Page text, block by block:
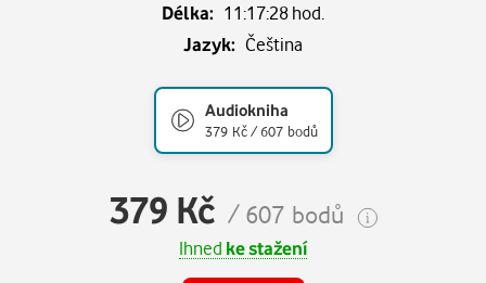
Délka: 11:17:28 hod.
Jazyk: Čeština
Audiokniha
379 Kč / 607 bodů
379 Kč / 607 bodů
Ihned ke stažení